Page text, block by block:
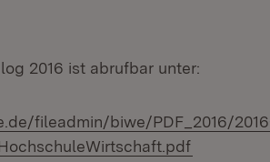
2016 ist abrufbar unter:
fileadmin/biwe/PDF_2016/